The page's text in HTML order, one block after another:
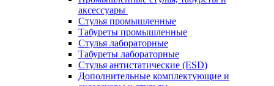
аксессуары
Стулья промышленные
Табуреты промышленные
Стулья лабораторные
Табуреты лабораторные
Стулья антистатические (ESD)
Дополнительные комплектующие и